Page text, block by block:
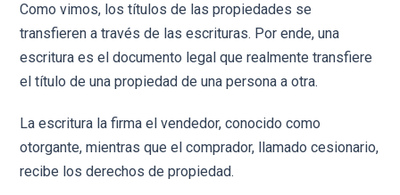
Como vimos, los títulos de las propiedades se
transfieren a través de las escrituras. Por ende, una
escritura es el documento legal que realmente transfiere
el título de una propiedad de una persona a otra.
La escritura la firma el vendedor, conocido como
otorgante, mientras que el comprador, llamado cesionario,
recibe los derechos de propiedad.